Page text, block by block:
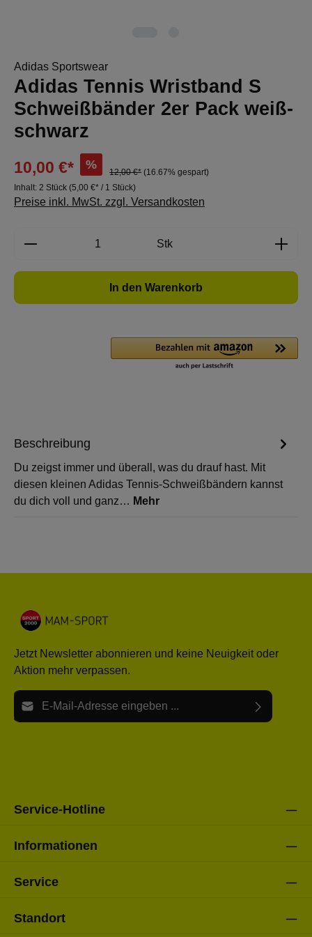
Adidas Sportswear
Adidas Tennis Wristband S
Schweißbänder 2er Pack weiß-
schwarz
10,00 €* %
12,00 €* (16.67% gespart)
Inhalt: 2 Stück (5,00 €* / 1 Stück)
Preise inkl. MwSt. zzgl. Versandkosten
Produkt Anzahl: Gib den gewünschten
Stk
In den Warenkorb
Beschreibung
Du zeigst immer und überall, was du drauf hast. Mit
diesen kleinen Adidas Tennis-Schweißbändern kannst
du dich voll und ganz… Mehr
Jetzt Newsletter abonnieren und keine Neuigkeit oder
Aktion mehr verpassen.
E-Mail-Adresse*
Service-Hotline
Informationen
Service
Standort